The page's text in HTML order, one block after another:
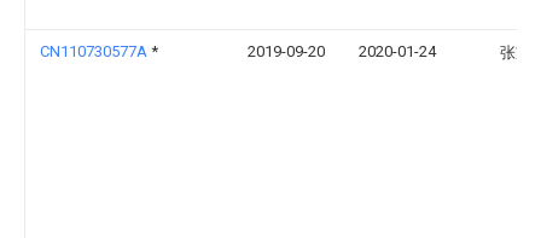
CN110730577A * 2019-09-20 2020-01-24 张家